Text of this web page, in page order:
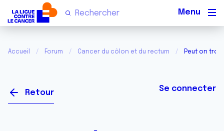
Accueil Forum Cancer du côlon et du rectum Peut on
Retour Se connecter